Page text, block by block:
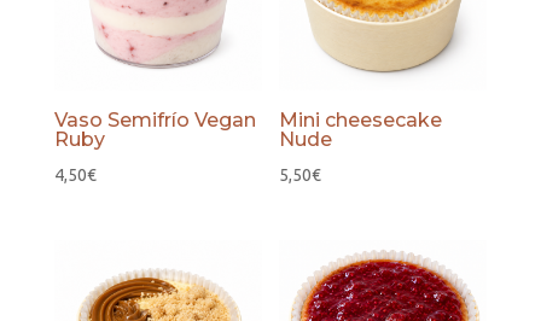
Vaso Semifrío Vegan
Ruby
4,50€
Mini cheesecake
Nude
5,50€